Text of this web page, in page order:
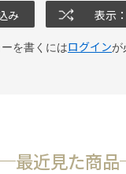
み 表示
を書くにはログインが
最近見た商品